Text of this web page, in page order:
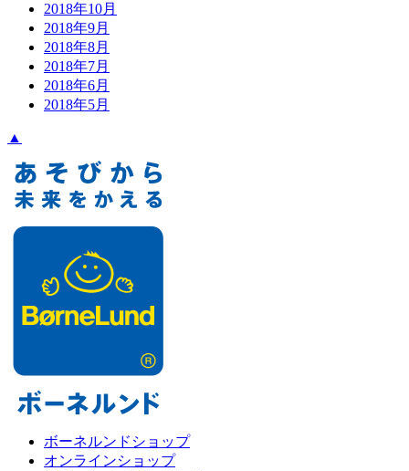
2018年10月
2018年9月
2018年8月
2018年7月
2018年6月
2018年5月
▲
ボーネルンドショップ
オンラインショップ